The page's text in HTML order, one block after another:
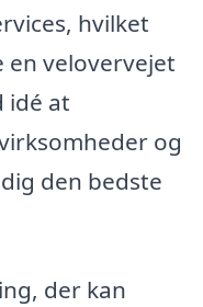
hvilket
velovervejet
idé at
og
den bedste
der kan